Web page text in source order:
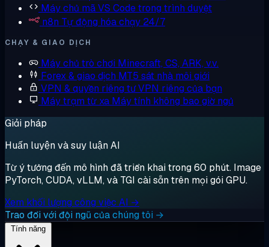
Máy chủ mãVS Code trong trình duyệt
n8n Tự động hóa chạy 24/7
CHẠY & GIAO DỊCH
Máy chủ trò chơi Minecraft, CS, ARK, v.v.
Forex & giao dịch MT5 sát nhà môi giới
VPN & quyền riêng tưVPN riêng của bạn
Máy trạm từ xa Máy tính không bao giờ ngủ
Giải pháp
Huấn luyện và suy luận AI
Từ ý tưởng đến mô hình đã triển khai trong 60 phút. Image
PyTorch, CUDA, vLLM, và TGI cài sẵn trên mọi gói GPU.
Xem khối lượng công việc AI →
Trao đổi với đội ngũ của chúng tôi →